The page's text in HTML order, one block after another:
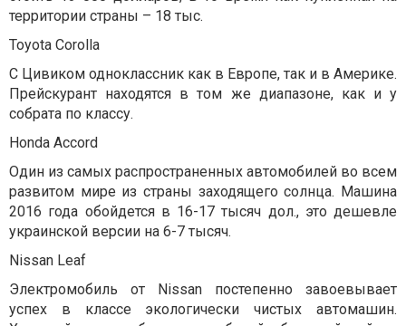
территории страны – 18 тыс.
Toyota Corolla
С Цивиком одноклассник как в Европе, так и в Америке.
Прейскурант находятся в том же диапазоне, как и у
собрата по классу.
Honda Accord
Один из самых распространенных автомобилей во всем
развитом мире из страны заходящего солнца. Машина
2016 года обойдется в 16-17 тысяч дол., это дешевле
украинской версии на 6-7 тысяч.
Nissan Leaf
Электромобиль от Nissan постепенно завоевывает
успех в классе экологически чистых автомашин.